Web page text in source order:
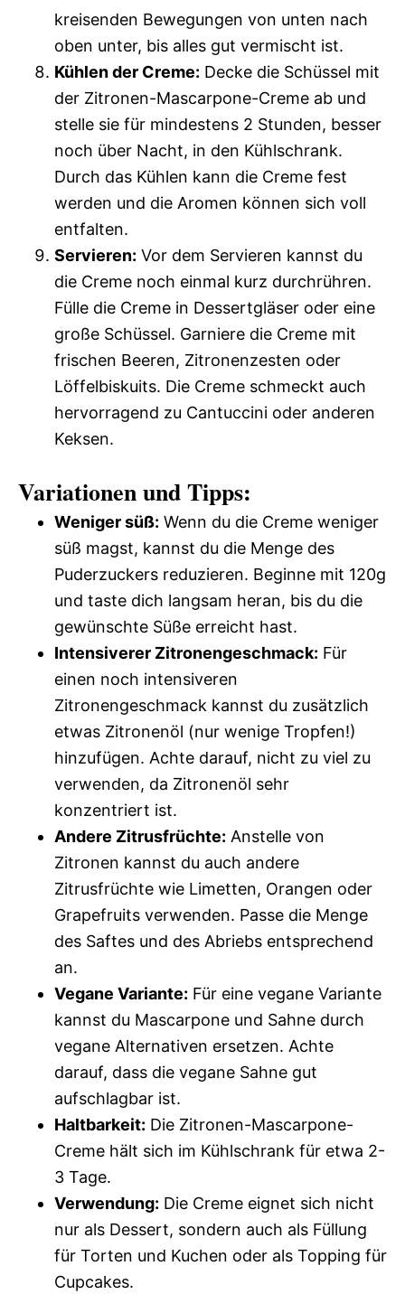
kreisenden Bewegungen von unten nach
oben unter, bis alles gut vermischt ist.
Kühlen der Creme: Decke die Schüssel mit
der Zitronen-Mascarpone-Creme ab und
stelle sie für mindestens 2 Stunden, besser
noch über Nacht, in den Kühlschrank.
Durch das Kühlen kann die Creme fest
werden und die Aromen können sich voll
entfalten.
Servieren: Vor dem Servieren kannst du
die Creme noch einmal kurz durchrühren.
Fülle die Creme in Dessertgläser oder eine
große Schüssel. Garniere die Creme mit
frischen Beeren, Zitronenzesten oder
Löffelbiskuits. Die Creme schmeckt auch
hervorragend zu Cantuccini oder anderen
Keksen.
Variationen und Tipps:
Weniger süß: Wenn du die Creme weniger
süß magst, kannst du die Menge des
Puderzuckers reduzieren. Beginne mit 120g
und taste dich langsam heran, bis du die
gewünschte Süße erreicht hast.
Intensiverer Zitronengeschmack: Für
einen noch intensiveren
Zitronengeschmack kannst du zusätzlich
etwas Zitronenöl (nur wenige Tropfen!)
hinzufügen. Achte darauf, nicht zu viel zu
verwenden, da Zitronenöl sehr
konzentriert ist.
Andere Zitrusfrüchte: Anstelle von
Zitronen kannst du auch andere
Zitrusfrüchte wie Limetten, Orangen oder
Grapefruits verwenden. Passe die Menge
des Saftes und des Abriebs entsprechend
an.
Vegane Variante: Für eine vegane Variante
kannst du Mascarpone und Sahne durch
vegane Alternativen ersetzen. Achte
darauf, dass die vegane Sahne gut
aufschlagbar ist.
Haltbarkeit: Die Zitronen-Mascarpone-
Creme hält sich im Kühlschrank für etwa 2-
3 Tage.
Verwendung: Die Creme eignet sich nicht
nur als Dessert, sondern auch als Füllung
für Torten und Kuchen oder als Topping für
Cupcakes.